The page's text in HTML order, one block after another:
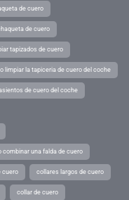
de cuero
de cuero
tapizados de cuero
limpiar la tapiceria de cuero del coche
de cuero del coche
combinar una falda de cuero
cuero collares largos de cuero
collar de cuero